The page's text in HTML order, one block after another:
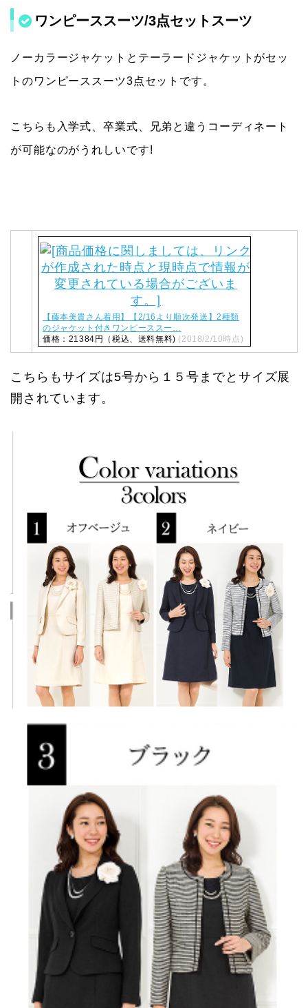
ワンピーススーツ/3点セットスーツ
ノーカラージャケットとテーラードジャケットがセッ
トのワンピーススーツ3点セットです。
こちらも 入学式、卒業式、兄弟と違うコーディネート
が可能なのがうれしいです!
【藤本美貴さん着用】【2/16より順次発送】2種類
のジャケット付きワンピーススー…
価格：21384円（税込、送料無料) (2018/2/10時点)
こちらもサイズは5号から１５号までとサイズ展
開されています。